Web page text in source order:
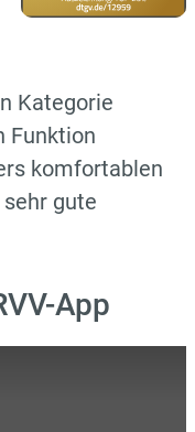
Kategorie
Funktion
komfortablen
gute
App